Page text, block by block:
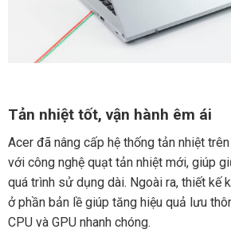
Tản nhiệt tốt, vận hành êm ái
Acer đã nâng cấp hệ thống tản nhiệt
với công nghệ quạt tản nhiệt mới, giúp
quá trình sử dụng dài. Ngoài ra, thiết kế
ở phần bản lề giúp tăng hiệu quả lưu
CPU và GPU nhanh chóng.